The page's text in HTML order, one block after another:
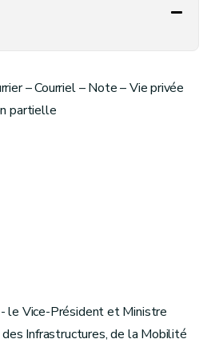
– Courriel – Note – Vie privée
partielle
le Vice-Président et Ministre
Infrastructures, de la Mobilité